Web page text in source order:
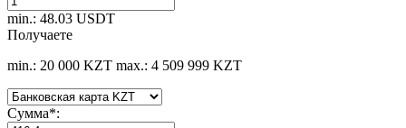
min.: 48.03 USDT
Получаете
min.: 20 000 KZT max.: 4 509 999 KZT
Сумма*: